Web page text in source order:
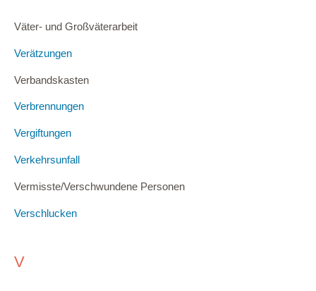
Väter- und Großväterarbeit
Verätzungen
Verbandskasten
Verbrennungen
Vergiftungen
Verkehrsunfall
Vermisste/Verschwundene Personen
Verschlucken
V